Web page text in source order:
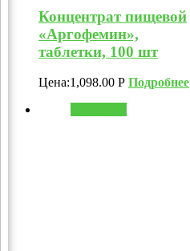
Концентрат пищевой
«Аргофемин»,
таблетки, 100 шт
Цена:1,098.00 Р Подробнее